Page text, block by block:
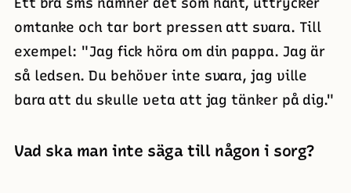
omtanke och tar bort pressen att svara. Till
exempel: "Jag fick höra om din pappa. Jag är
så ledsen. Du behöver inte svara, jag ville
bara att du skulle veta att jag tänker på dig."
Vad ska man inte säga till någon i sorg?